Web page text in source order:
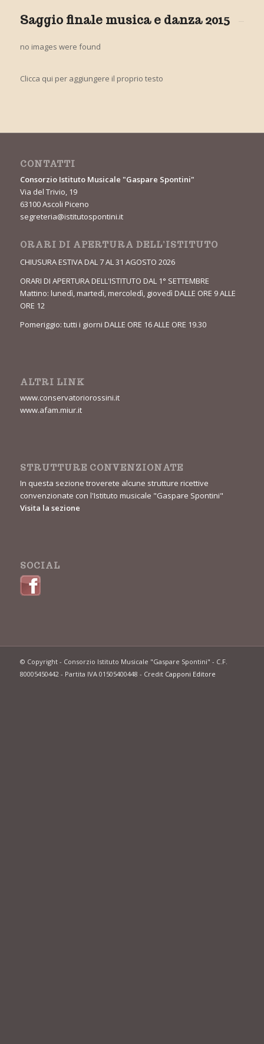
Saggio finale musica e danza 2015
no images were found
Clicca qui per aggiungere il proprio testo
CONTATTI
Consorzio Istituto Musicale "Gaspare Spontini"
Via del Trivio, 19
63100 Ascoli Piceno
segreteria@istitutospontini.it
ORARI DI APERTURA DELL’ISTITUTO
CHIUSURA ESTIVA DAL 7 AL 31 AGOSTO 2026
ORARI DI APERTURA DELL'ISTITUTO DAL 1° SETTEMBRE
Mattino: lunedì, martedì, mercoledì, giovedì DALLE ORE 9 ALLE
ORE 12
Pomeriggio: tutti i giorni DALLE ORE 16 ALLE ORE 19.30
ALTRI LINK
www.conservatoriorossini.it
www.afam.miur.it
STRUTTURE CONVENZIONATE
In questa sezione troverete alcune strutture ricettive
convenzionate con l'Istituto musicale "Gaspare Spontini"
Visita la sezione
SOCIAL
© Copyright - Consorzio Istituto Musicale "Gaspare Spontini" - C.F.
80005450442 - Partita IVA 01505400448 - Credit Capponi Editore